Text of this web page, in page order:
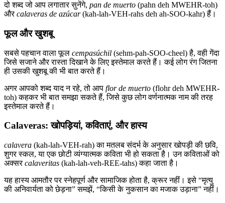
दो शब्द जो आप लगातार सुनेंगे, pan de muerto (pahn deh MWEHR-toh)
औरcalaveras de azúcar(kah-lah-VEH-rahs deh ah-SOO-kahr) हैं।
फूल और खुशबू
सबसे पहचान वाला फूल cempasúchil (sehm-pah-SOO-cheel) है, वही गेंदा
जिसे सजाने और रास्ता दिखाने के लिए इस्तेमाल करते हैं। कई लोग रंग जितना
ही उसकी खुशबू की भी बात करते हैं।
अगर आपको शब्द याद न रहे, तो आप flor de muerto (flohr deh MWEHR-
toh) कहकर भी बात समझा सकते हैं, जिसे कुछ लोग वर्णनात्मक नाम की तरह
इस्तेमाल करते हैं।
Calaveras: खोपड़ियां, कविताएं, और हास्य
calavera (kah-lah-VEH-rah) का मतलब संदर्भ के अनुसार खोपड़ी की छवि,
शुगर स्कल, या एक छोटी व्यंग्यात्मक कविता भी हो सकता है। उन कविताओं को
अक्सरcalaveritas (kah-lah-veh-REE-tahs) कहा जाता है।
यह हास्य आमतौर पर स्नेहपूर्ण और सामाजिक होता है, क्रूर नहीं। इसे “मृत्यु
की अनिवार्यता को छेड़ना” समझें, “किसी के नुकसान का मजाक उड़ाना” नहीं।